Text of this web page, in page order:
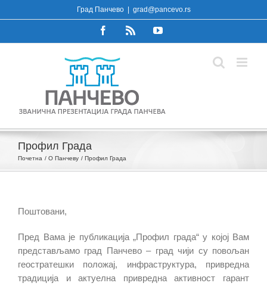
to
Град Панчево grad@pancevo.rs
FacebookRss YouTube
Профил Града
Почетна О Панчеву Профил Града
Поштовани,
Пред Вама је публикација „Профил града“ у којој Вам
представљамо град Панчево – град чији су повољан
геостратешки положај, инфраструктура, привредна
традиција и актуелна привредна активност гарант